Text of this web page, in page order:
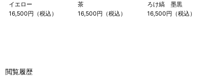
イエロー
16,500円（税込）
茶
16,500円（税込）
ろけ縞 墨黒
16,500円（税込）
閲覧履歴